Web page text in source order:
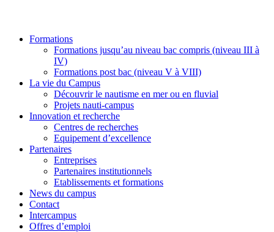
Formations
Formations jusqu’au niveau bac compris (niveau III à
IV)
Formations post bac (niveau V à VIII)
La vie du Campus
Découvrir le nautisme en mer ou en fluvial
Projets nauti-campus
Innovation et recherche
Centres de recherches
Equipement d’excellence
Partenaires
Entreprises
Partenaires institutionnels
Etablissements et formations
News du campus
Contact
Intercampus
Offres d’emploi